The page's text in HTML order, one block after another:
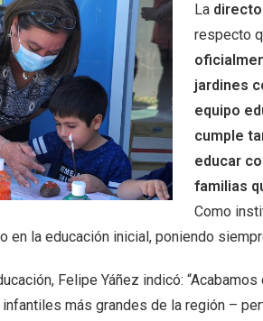
La
respecto
jardines
equipo
cumple
educar
familias
Como
en la educación inicial, poniendo
Felipe Yáñez indicó:
más grandes de la región –